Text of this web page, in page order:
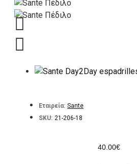
Εταιρεία: Sante
SKU: 21-206-18
40.00€